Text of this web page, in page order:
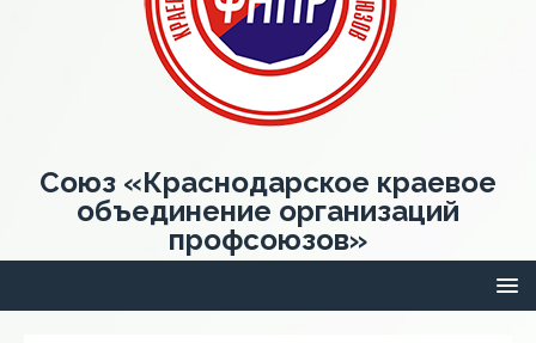
Союз «Краснодарское краевое
объединение организаций
профсоюзов»